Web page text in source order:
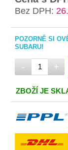
Bez DPH:
POZORNĚ SI
SUBARU!
- +
ZBOŽÍ JE